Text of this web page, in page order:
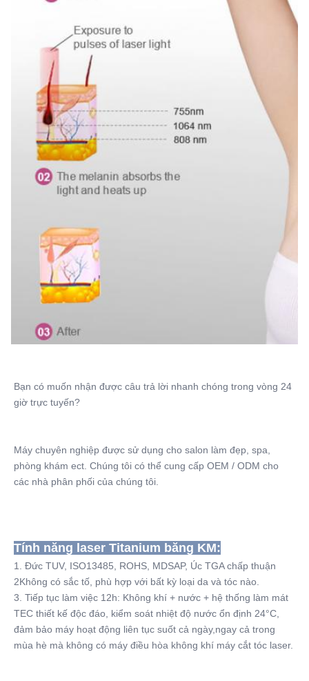
Bạn có muốn nhận được câu trả lời nhanh chóng trong vòng 24
giờ trực tuyến?
Máy chuyên nghiệp được sử dụng cho salon làm đẹp, spa,
phòng khám ect. Chúng tôi có thể cung cấp OEM / ODM cho
các nhà phân phối của chúng tôi.
Tính năng laser Titanium băng KM:
1. Đức TUV, ISO13485, ROHS, MDSAP, Úc TGA chấp thuận
2Không có sắc tố, phù hợp với bất kỳ loại da và tóc nào.
3. Tiếp tục làm việc 12h: Không khí + nước + hệ thống làm mát
TEC thiết kế độc đáo, kiểm soát nhiệt độ nước ổn định 24°C,
đảm bảo máy hoạt động liên tục suốt cả ngày,ngay cả trong
mùa hè mà không có máy điều hòa không khí máy cắt tóc laser.